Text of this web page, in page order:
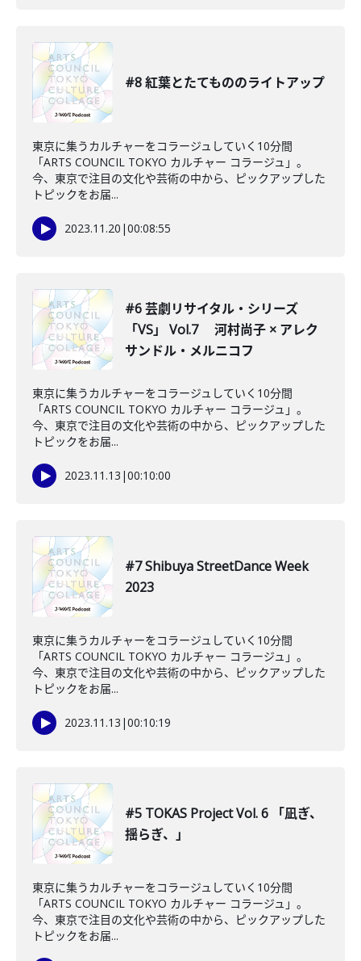
#8 紅葉とたてもののライトアップ
東京に集うカルチャーをコラージュしていく10分間
「ARTS COUNCIL TOKYO カルチャー コラージュ」。
今、東京で注目の文化や芸術の中から、ピックアップした
トピックをお届...
2023.11.20 |00:08:55
#6 芸劇リサイタル・シリーズ
「VS」 Vol.7 河村尚子 × アレク
サンドル・メルニコフ
東京に集うカルチャーをコラージュしていく10分間
「ARTS COUNCIL TOKYO カルチャー コラージュ」。
今、東京で注目の文化や芸術の中から、ピックアップした
トピックをお届...
2023.11.13 |00:10:00
#7 Shibuya StreetDance Week
2023
東京に集うカルチャーをコラージュしていく10分間
「ARTS COUNCIL TOKYO カルチャー コラージュ」。
今、東京で注目の文化や芸術の中から、ピックアップした
トピックをお届...
2023.11.13 |00:10:19
#5 TOKAS Project Vol. 6 「凪ぎ、
揺らぎ、」
東京に集うカルチャーをコラージュしていく10分間
「ARTS COUNCIL TOKYO カルチャー コラージュ」。
今、東京で注目の文化や芸術の中から、ピックアップした
トピックをお届...